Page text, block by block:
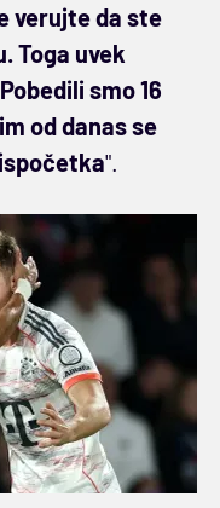
verujte da ste
Toga uvek
smo 16
od danas se
".